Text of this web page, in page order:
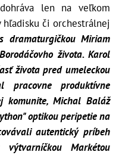
len na veľkom
hľadisku či orchestrálnej
dramaturgičkou Miriam
života. Karol
života pred umeleckou
pracovne produktívne
komunite, Michal Baláž
optikou peripetie na
autentický príbeh
Markétou